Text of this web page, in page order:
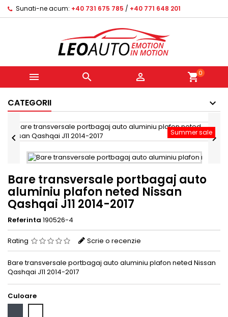
Sunati-ne acum: +40 731 675 785 / +40 771 648 201
   shopping_cart0
CATEGORII
Summer sale
 
Bare transversale portbagaj auto
aluminiu plafon neted Nissan
Qashqai J11 2014-2017
Referinta 190526-4
Rating Scrie o recenzie
Bare transversale portbagaj auto aluminiu plafon neted Nissan
Qashqai J11 2014-2017
Culoare